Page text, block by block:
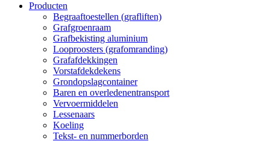
Producten
Begraaftoestellen (grafliften)
Grafgroenraam
Grafbekisting aluminium
Looproosters (grafomranding)
Grafafdekkingen
Vorstafdekdekens
Grondopslagcontainer
Baren en overledenentransport
Vervoermiddelen
Lessenaars
Koeling
Tekst- en nummerborden